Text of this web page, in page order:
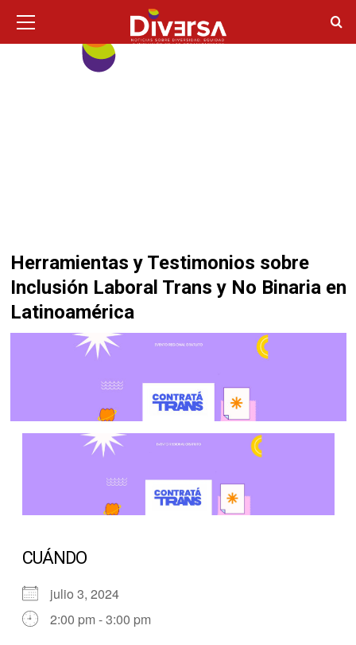
contenido
principal
Herramientas y Testimonios sobre
Inclusión Laboral Trans y No Binaria en
Latinoamérica
CUÁNDO
julio 3, 2024
2:00 pm - 3:00 pm